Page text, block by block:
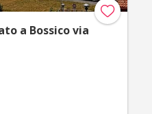
a Bossico via